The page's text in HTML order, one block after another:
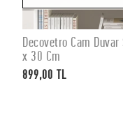
Decovetro Cam
x 30 Cm
899,00 TL